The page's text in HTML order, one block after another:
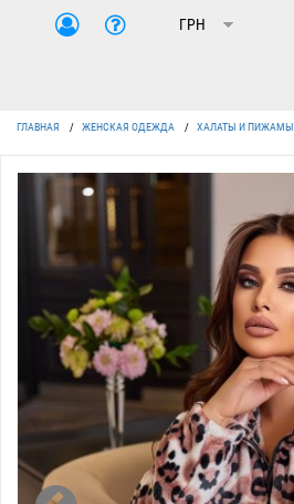
ГЛАВНАЯ / ЖЕНСКАЯ ОДЕЖДА / ХАЛАТЫ И ПИЖАМЫ